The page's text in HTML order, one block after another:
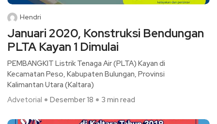
Hendri
Januari 2020, Konstruksi Bendungan
PLTA Kayan 1 Dimulai
PEMBANGKIT Listrik Tenaga Air (PLTA) Kayan di
Kecamatan Peso, Kabupaten Bulungan, Provinsi
Kalimantan Utara (Kaltara)
Advetorial
Desember 18 3 min read